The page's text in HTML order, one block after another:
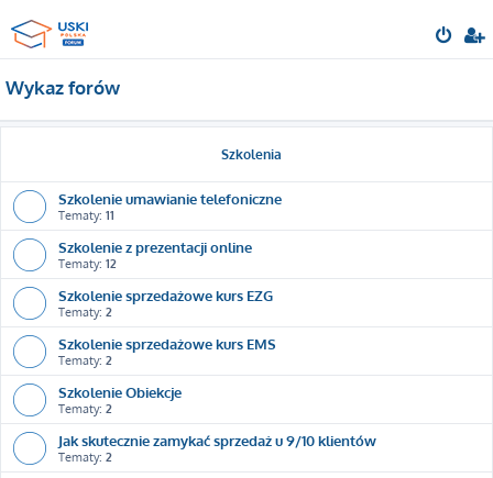
Wykaz forów
Szkolenia
Szkolenie umawianie telefoniczne
Tematy: 11
Szkolenie z prezentacji online
Tematy: 12
Szkolenie sprzedażowe kurs EZG
Tematy: 2
Szkolenie sprzedażowe kurs EMS
Tematy: 2
Szkolenie Obiekcje
Tematy: 2
Jak skutecznie zamykać sprzedaż u 9/10 klientów
Tematy: 2